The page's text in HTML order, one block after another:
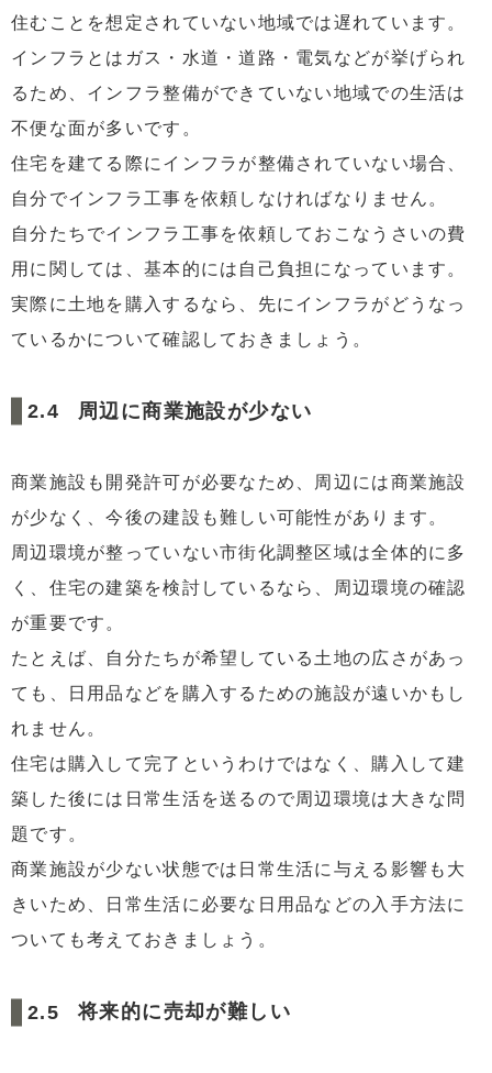
住むことを想定されていない地域では遅れています。
インフラとはガス・水道・道路・電気などが挙げられ
るため、インフラ整備ができていない地域での生活は
不便な面が多いです。
住宅を建てる際にインフラが整備されていない場合、
自分でインフラ工事を依頼しなければなりません。
自分たちでインフラ工事を依頼しておこなうさいの費
用に関しては、基本的には自己負担になっています。
実際に土地を購入するなら、先にインフラがどうなっ
ているかについて確認しておきましょう。
周辺に商業施設が少ない
商業施設も開発許可が必要なため、周辺には商業施設
が少なく、今後の建設も難しい可能性があります。
周辺環境が整っていない市街化調整区域は全体的に多
く、住宅の建築を検討しているなら、周辺環境の確認
が重要です。
たとえば、自分たちが希望している土地の広さがあっ
ても、日用品などを購入するための施設が遠いかもし
れません。
住宅は購入して完了というわけではなく、購入して建
築した後には日常生活を送るので周辺環境は大きな問
題です。
商業施設が少ない状態では日常生活に与える影響も大
きいため、日常生活に必要な日用品などの入手方法に
ついても考えておきましょう。
将来的に売却が難しい